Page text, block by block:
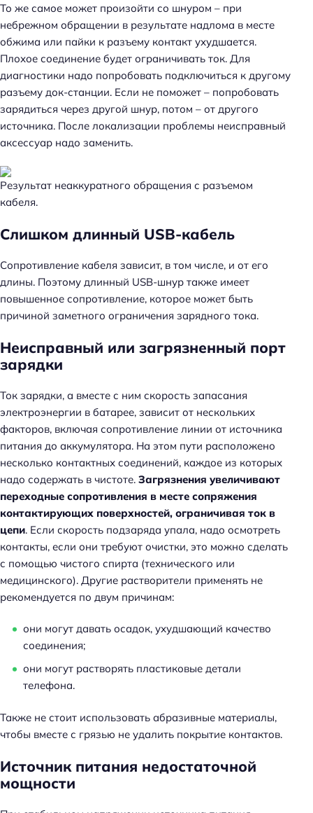
То же самое может произойти со шнуром – при
небрежном обращении в результате надлома в месте
обжима или пайки к разъему контакт ухудшается.
Плохое соединение будет ограничивать ток. Для
диагностики надо попробовать подключиться к другому
разъему док-станции. Если не поможет – попробовать
зарядиться через другой шнур, потом – от другого
источника. После локализации проблемы неисправный
аксессуар надо заменить.
Результат неаккуратного обращения с разъемом
кабеля.
Слишком длинный USB-кабель
Сопротивление кабеля зависит, в том числе, и от его
длины. Поэтому длинный USB-шнур также имеет
повышенное сопротивление, которое может быть
причиной заметного ограничения зарядного тока.
Неисправный или загрязненный порт
зарядки
Ток зарядки, а вместе с ним скорость запасания
электроэнергии в батарее, зависит от нескольких
факторов, включая сопротивление линии от источника
питания до аккумулятора. На этом пути расположено
несколько контактных соединений, каждое из которых
надо содержать в чистоте. Загрязнения увеличивают
переходные сопротивления в месте сопряжения
контактирующих поверхностей, ограничивая ток в
цепи. Если скорость подзаряда упала, надо осмотреть
контакты, если они требуют очистки, это можно сделать
с помощью чистого спирта (технического или
медицинского). Другие растворители применять не
рекомендуется по двум причинам:
они могут давать осадок, ухудшающий качество
соединения;
они могут растворять пластиковые детали
телефона.
Также не стоит использовать абразивные материалы,
чтобы вместе с грязью не удалить покрытие контактов.
Источник питания недостаточной
мощности